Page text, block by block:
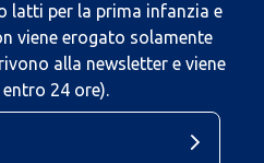
latti per la prima infanzia e
viene erogato solamente
alla newsletter e viene
24 ore).